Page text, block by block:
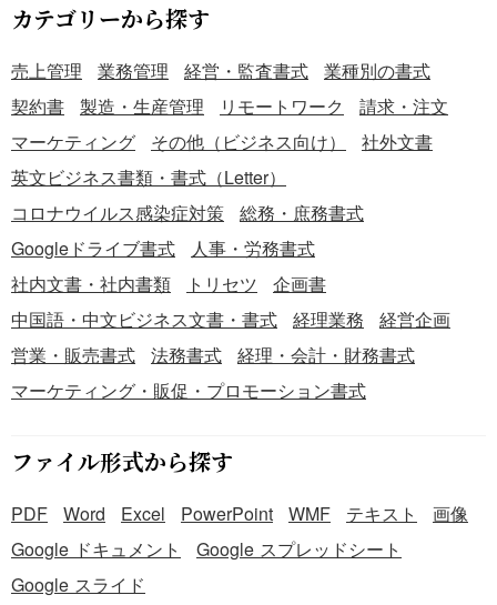
変更できます。 ＜見本付きで迷わず作成＞ 記載例を参考に
ムーズに利用できます。 ＜無料ですぐに使える＞ 工事発注
業務の効率化と書類作成時間の短縮につながります。
カテゴリーから探す
売上管理 業務管理 経営・監査書式
業種別の書式
契約書
製造・生産管理 リモートワーク
請求・注文
マーケティング
その他（ビジネス向け）
社外文書
英文ビジネス書類・書式（Letter）
コロナウイルス感染症対策
総務・庶務書式
Googleドライブ書式
人事・労務書式
社内文書・社内書類
トリセツ
企画書
中国語・中文ビジネス文書・書式
経理業務
経営企画
営業・販売書式
法務書式
経理・会計・財務書式
マーケティング・販促・プロモーション書式
ファイル形式から探す
PDF Word Excel PowerPoint WMF テキスト
画像
Google ドキュメント
Google スプレッドシート
Google スライド